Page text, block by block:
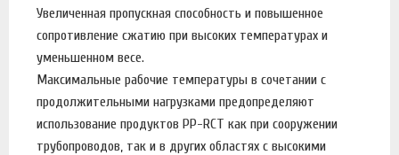
Увеличенная пропускная способность и повышенное
сопротивление сжатию при высоких температурах и
уменьшенном весе.
Максимальные рабочие температуры в сочетании с
продолжительными нагрузками предопределяют
использование продуктов PP-RCT как при сооружении
трубопроводов, так и в других областях с высокими